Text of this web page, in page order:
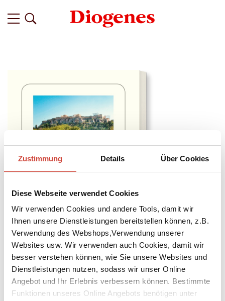
Zustimmung Details Über Cookies
Diese Webseite verwendet Cookies
Wir verwenden Cookies und andere Tools, damit wir
Ihnen unsere Dienstleistungen bereitstellen können, z.B.
Verwendung des Webshops,Verwendung unserer
Websites usw. Wir verwenden auch Cookies, damit wir
besser verstehen können, wie Sie unsere Websites und
Dienstleistungen nutzen, sodass wir unser Online
Angebot und Ihr Erlebnis verbessern können. Bestimmte
Funktionen unseres Online Angebots benötigen unter
Download Bilddatei ↘